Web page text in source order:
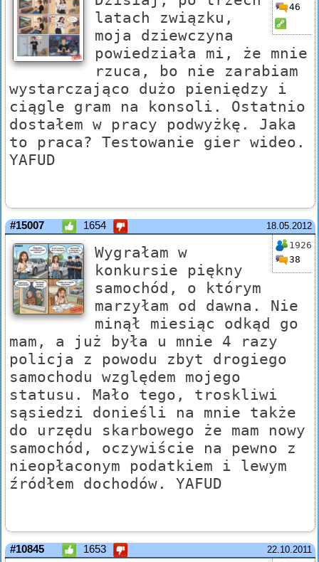
46
latach związku,
moja dziewczyna
powiedziała mi, że mnie
rzuca, bo nie zarabiam
wystarczająco dużo pieniędzy i
ciągle gram na konsoli. Ostatnio
dostałem w pracy podwyżkę. Jaka
to praca? Testowanie gier wideo.
YAFUD
18.05.2012
#15007 1654
1926
38
Wygrałam w
konkursie piękny
samochód, o którym
marzyłam od dawna. Nie
minął miesiąc odkąd go
mam, a już była u mnie 4 razy
policja z powodu zbyt drogiego
samochodu względem mojego
statusu. Mało tego, troskliwi
sąsiedzi donieśli na mnie także
do urzędu skarbowego że mam nowy
samochód, oczywiście na pewno z
nieopłaconym podatkiem i lewym
źródłem dochodów. YAFUD
22.10.2011
#10845 1653